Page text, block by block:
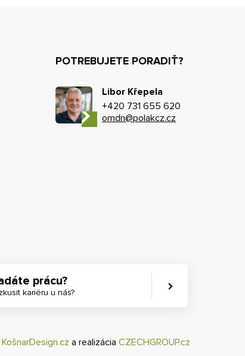
POTREBUJETE PORADIŤ?
Libor Křepela
+420 731 655 620
omdn@polakcz.cz
prácu?
kariéru u nás?
KošnarDesign.cz a realizácia CZECHGROUP.cz